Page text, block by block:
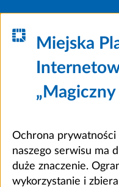
Miejska
Ochrona
naszego serwisu ma
duże znaczenie.
wykorzystanie i